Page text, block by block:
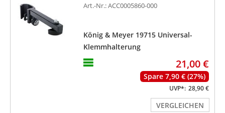
Art.-Nr.: ACC0005860-000
König & Meyer 19715 Universal-
Klemmhalterung
21,00 €
Spare 7,90 € (27%)
UVP*: 28,90 €
VERGLEICHEN